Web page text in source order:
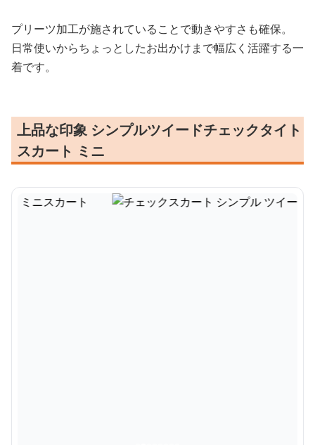
プリーツ加工が施されていることで動きやすさも確保。
日常使いからちょっとしたお出かけまで幅広く活躍する一
着です。
上品な印象 シンプルツイードチェックタイト
スカート ミニ